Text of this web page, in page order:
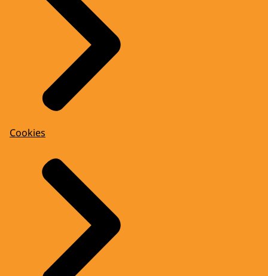
Cookies